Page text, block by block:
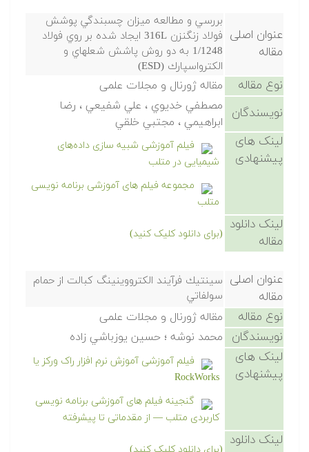
عنوان اصلی
مقاله
بررسي و مطالعه ميزان چسبندگي پوشش
فولاد زنگنزن 316L ايجاد شده بر روي فولاد
1/1248 به دو روش پاشش شعلهاي و
الكترواسپارك (ESD)
نوع مقاله مقاله ژورنال و مجلات علمی
نویسندگان
مصطفي خديوي ، علي شفيعي ، رضا
ابراهيمي ، مجتبي خلقي
لینک های
پیشنهادی
فیلم آموزشی شبیه سازی داده‌های
شیمیایی در متلب
مجموعه فیلم های آموزشی برنامه نویسی
متلب
لینک دانلود
مقاله
(برای دانلود کلیک کنید)
عنوان اصلی
مقاله
سينتيك فرآيند الكترووينينگ كبالت از حمام
سولفاتي
نوع مقاله مقاله ژورنال و مجلات علمی
نویسندگان محمد نوشه ؛ حسين يوزباشي زاده
لینک های
پیشنهادی
فیلم آموزشی آموزش نرم افزار راک ورکز یا
RockWorks
گنجینه فیلم های آموزشی برنامه نویسی
کاربردی متلب — از مقدماتی تا پیشرفته
لینک دانلود